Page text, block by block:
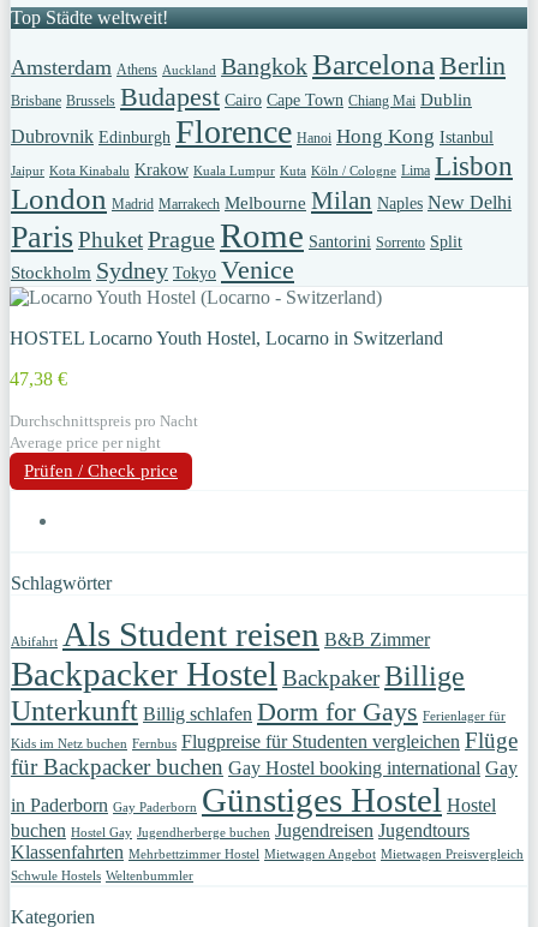
Top Städte weltweit!
Amsterdam Athens Auckland BangkokBarcelonaBerlin
Brisbane Brussels Budapest Cairo Cape Town Chiang Mai Dublin
Dubrovnik Edinburgh Florence Hanoi Hong Kong Istanbul
Jaipur Kota Kinabalu Krakow Kuala Lumpur Kuta Köln / Cologne Lima Lisbon
London Madrid Marrakech Melbourne Milan Naples New Delhi
ParisPhuketPragueRome Santorini Sorrento Split
Stockholm Sydney Tokyo Venice
HOSTEL Locarno Youth Hostel, Locarno in Switzerland
47,38 €
Durchschnittspreis pro Nacht
Average price per night
Prüfen / Check price
Schlagwörter
Abifahrt Als Student reisen B&B Zimmer
Backpacker HostelBackpakerBillige
Unterkunft Billig schlafen Dorm for Gays Ferienlager für
Kids im Netz buchen Fernbus Flugpreise für Studenten vergleichen Flüge
für Backpacker buchen Gay Hostel booking international Gay
in Paderborn Gay Paderborn Günstiges Hostel Hostel
buchen Hostel Gay Jugendherberge buchen Jugendreisen Jugendtours
Klassenfahrten Mehrbettzimmer Hostel Mietwagen Angebot Mietwagen Preisvergleich
Schwule Hostels Weltenbummler
Kategorien